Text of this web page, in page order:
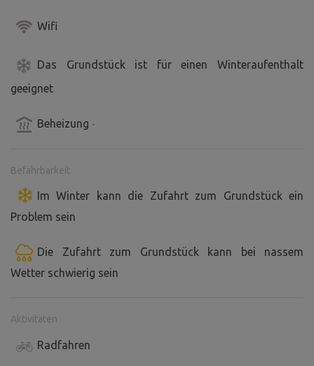
Wifi
Das Grundstück ist für einen Winteraufenthalt
geeignet
Beheizung -
Befahrbarkeit
Im Winter kann die Zufahrt zum Grundstück ein
Problem sein
Die Zufahrt zum Grundstück kann bei nassem
Wetter schwierig sein
Aktivitäten
Radfahren